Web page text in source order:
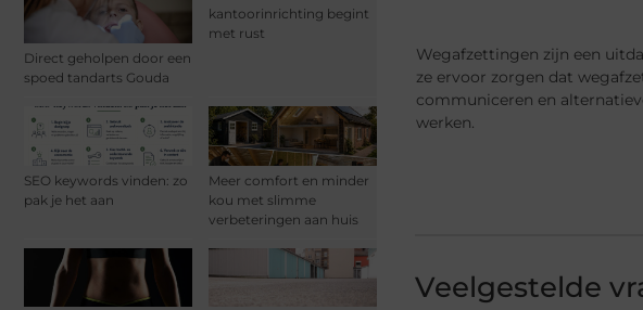
Direct geholpen door een
spoed tandarts Gouda
kantoorinrichting begint
met rust
SEO keywords vinden: zo
pak je het aan
Meer comfort en minder
kou met slimme
verbeteringen aan huis
Wegafzettingen zijn een
ze ervoor zorgen dat
communiceren en
werken.
Veelgestelde